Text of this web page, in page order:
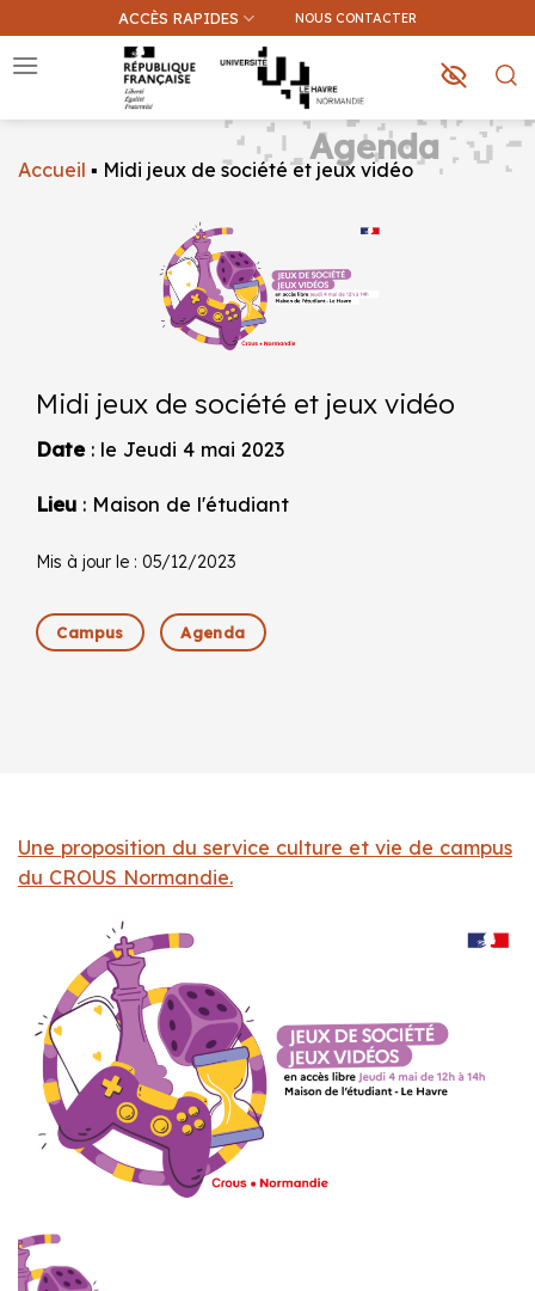
au
contenu
ACCÈS RAPIDES NOUS CONTACTER
Une information sur ce site
Une formation
Accueil ▪ Midi jeux de société et jeux vidéo
Midi jeux de société et jeux vidéo
Date: le Jeudi 4 mai 2023
Lieu : Maison de l'étudiant
Mis à jour le : 05/12/2023
Campus Agenda
Agenda
Une proposition du service culture et vie de campus
du CROUS Normandie.